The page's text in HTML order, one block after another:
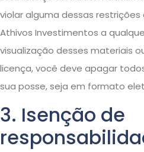
violar alguma dessas
Athivos Investimentos a
visualização desses materiais
licença, você deve apagar
sua posse, seja em formato
3. Isenção de